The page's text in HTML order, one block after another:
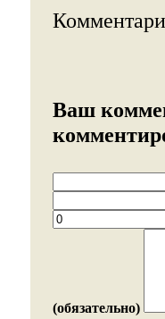
Ваш
(обязательно)